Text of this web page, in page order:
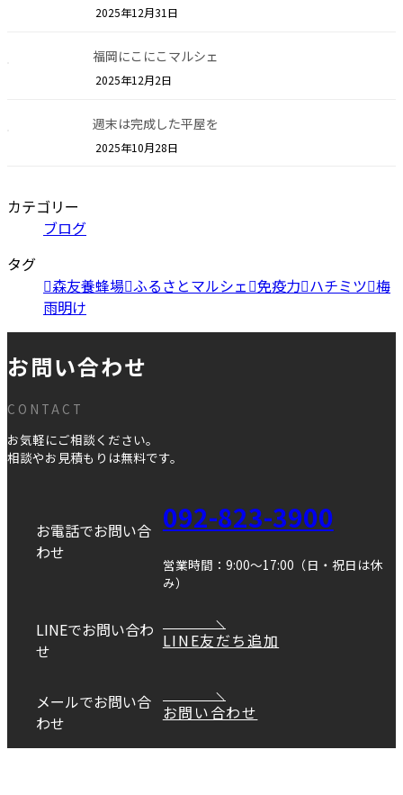
2025年12月31日
福岡にこにこマルシェ
2025年12月2日
週末は完成した平屋を
2025年10月28日
カテゴリー
ブログ
タグ
森友養蜂場 ふるさとマルシェ 免疫力 ハチミツ 梅
雨明け
お問い合わせ
CONTACT
お気軽にご相談ください。
相談やお見積もりは無料です。
お電話でお問い合
わせ
092-823-3900
営業時間：9:00～17:00（日・祝日は休
み）
LINEでお問い合わ
せ
LINE友だち追加
メールでお問い合
わせ
お問い合わせ